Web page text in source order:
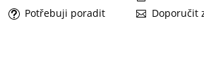
Potřebuji poradit
Doporučit